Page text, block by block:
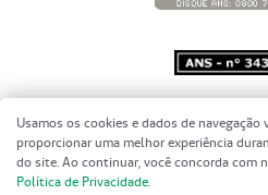
Copyright 2001 -
Brasil - Todos os
Usamos os cookies e dados de navegação
proporcionar uma melhor experiência
do site. Ao continuar, você concorda com
Política de Privacidade.